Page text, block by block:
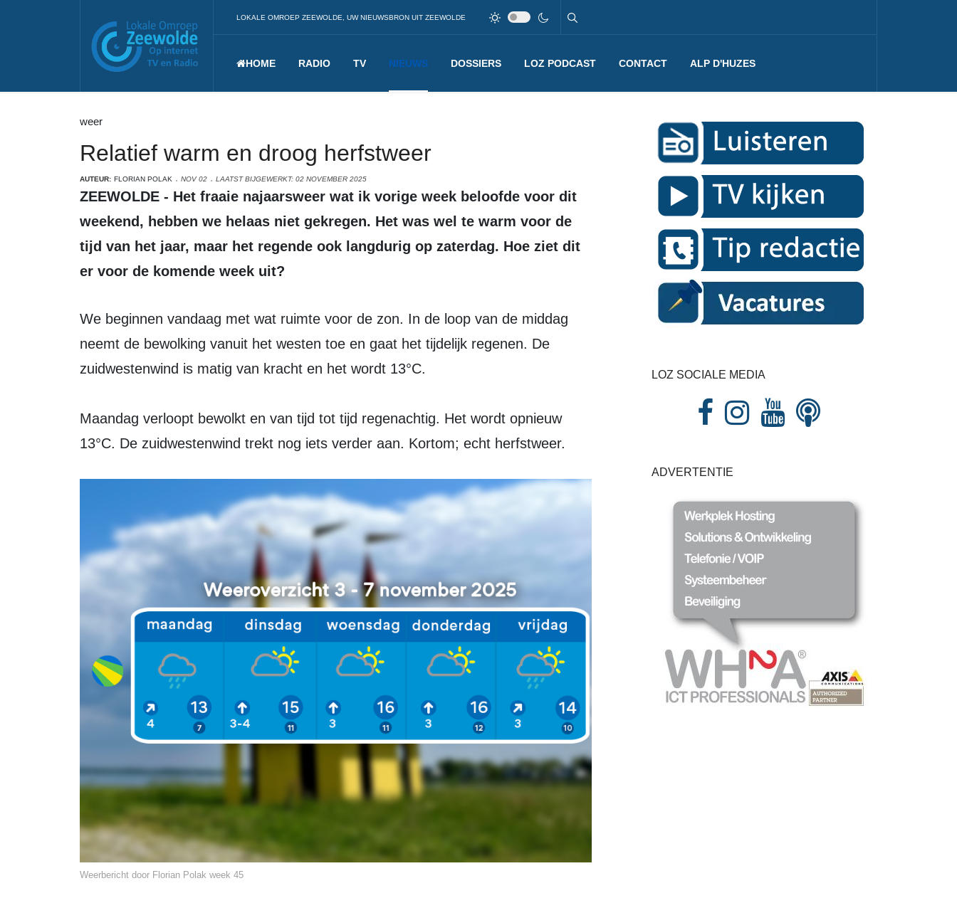
LOKALE OMROEP ZEEWOLDE, UW NIEUWSBRON UIT ZEEWOLDE
HOME RADIO TV NIEUWS DOSSIERS LOZ PODCAST CONTACT ALP D'HUZES
weer
Relatief warm en droog herfstweer
AUTEUR: FLORIAN POLAK NOV 02 LAATST BIJGEWERKT: 02 NOVEMBER 2025
ZEEWOLDE - Het fraaie najaarsweer wat ik vorige week beloofde voor dit
weekend, hebben we helaas niet gekregen. Het was wel te warm voor de
tijd van het jaar, maar het regende ook langdurig op zaterdag. Hoe ziet dit
er voor de komende week uit?
We beginnen vandaag met wat ruimte voor de zon. In de loop van de middag
neemt de bewolking vanuit het westen toe en gaat het tijdelijk regenen. De
zuidwestenwind is matig van kracht en het wordt 13°C.
Maandag verloopt bewolkt en van tijd tot tijd regenachtig. Het wordt opnieuw
13°C. De zuidwestenwind trekt nog iets verder aan. Kortom; echt herfstweer.
Weerbericht door Florian Polak week 45
LOZ SOCIALE MEDIA
ADVERTENTIE